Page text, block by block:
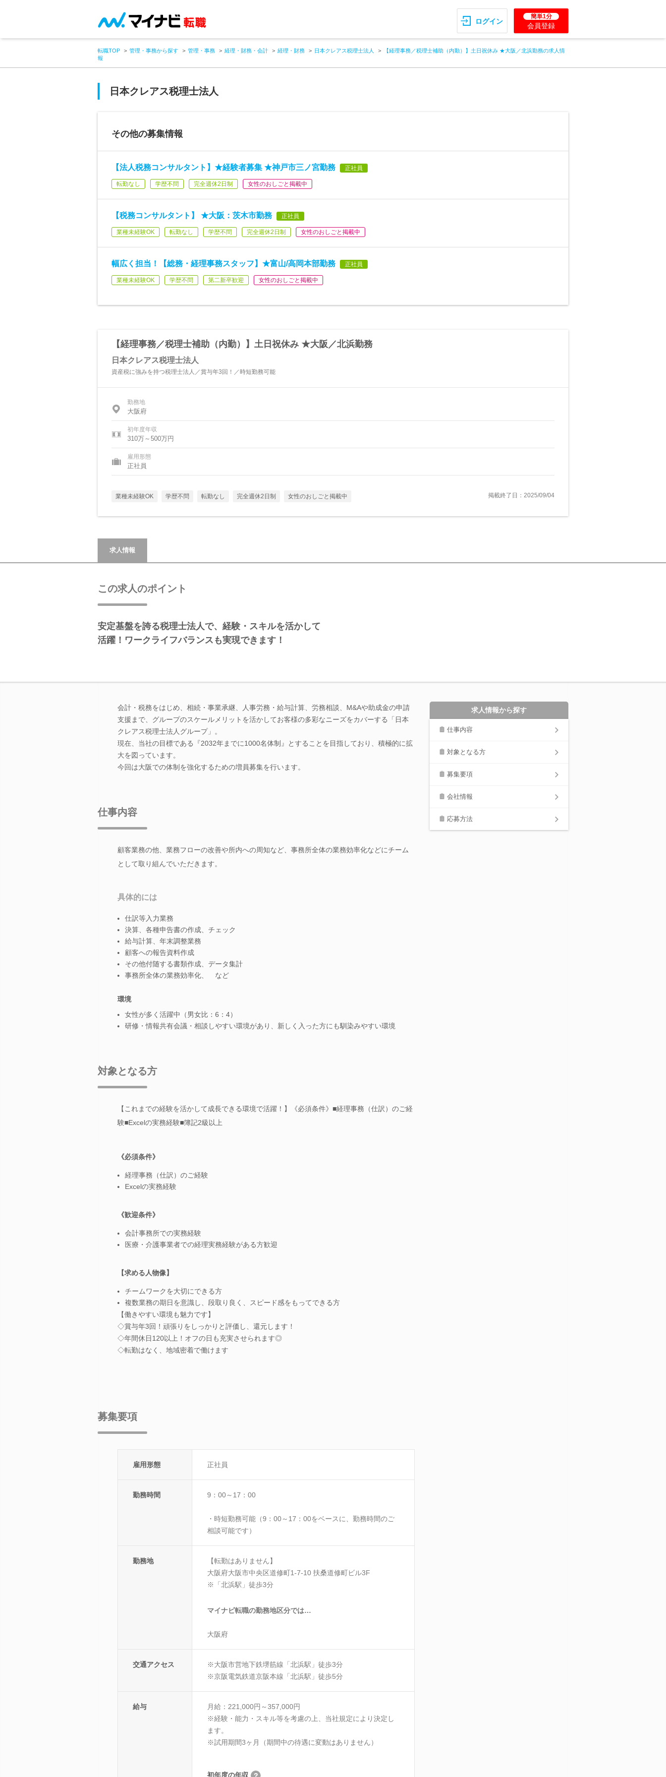
ログイン
簡単1分
会員登録
転職TOP 管理・事務から探す 管理・事務 経理・財務・会計 経理・財務 日本クレアス税理士法人
【経理事務／税理士補助（内勤）】土日祝休み ★大阪／北浜勤務の求人情
報
日本クレアス税理士法人
その他の募集情報
【法人税務コンサルタント】★経験者募集 ★神戸市三ノ宮勤務 正社員
転勤なし 学歴不問 完全週休2日制 女性のおしごと掲載中
【税務コンサルタント】 ★大阪：茨木市勤務 正社員
業種未経験OK 転勤なし 学歴不問 完全週休2日制 女性のおしごと掲載中
幅広く担当！【総務・経理事務スタッフ】★富山/高岡本部勤務 正社員
業種未経験OK 学歴不問 第二新卒歓迎 女性のおしごと掲載中
【経理事務／税理士補助（内勤）】土日祝休み ★大阪／北浜勤務
日本クレアス税理士法人
資産税に強みを持つ税理士法人／賞与年3回！／時短勤務可能
勤務地
大阪府
初年度年収
310万～500万円
雇用形態
正社員
業種未経験OK 学歴不問 転勤なし 完全週休2日制 女性のおしごと掲載中 掲載終了日：2025/09/04
求人情報
この求人のポイント
安定基盤を誇る税理士法人で、経験・スキルを活かして
活躍！ワークライフバランスも実現できます！
会計・税務をはじめ、相続・事業承継、人事労務・給与計算、労務相談、M&Aや助成金の申請
支援まで、グループのスケールメリットを活かしてお客様の多彩なニーズをカバーする「日本
クレアス税理士法人グループ」。
現在、当社の目標である『2032年までに1000名体制』とすることを目指しており、積極的に拡
大を図っています。
今回は大阪での体制を強化するための増員募集を行います。
仕事内容
顧客業務の他、業務フローの改善や所内への周知など、事務所全体の業務効率化などにチーム
として取り組んでいただきます。
具体的には
仕訳等入力業務
決算、各種申告書の作成、チェック
給与計算、年末調整業務
顧客への報告資料作成
その他付随する書類作成、データ集計
事務所全体の業務効率化、 など
環境
女性が多く活躍中（男女比：6：4）
研修・情報共有会議・相談しやすい環境があり、新しく入った方にも馴染みやすい環境
対象となる方
【これまでの経験を活かして成長できる環境で活躍！】《必須条件》■経理事務（仕訳）のご経
験■Excelの実務経験■簿記2級以上
《必須条件》
経理事務（仕訳）のご経験
Excelの実務経験
《歓迎条件》
会計事務所での実務経験
医療・介護事業者での経理実務経験がある方歓迎
【求める人物像】
チームワークを大切にできる方
複数業務の期日を意識し、段取り良く、スピード感をもってできる方
【働きやすい環境も魅力です】
◇賞与年3回！頑張りをしっかりと評価し、還元します！
◇年間休日120以上！オフの日も充実させられます◎
◇転勤はなく、地域密着で働けます
募集要項
雇用形態 正社員
勤務時間 9：00～17：00
・時短勤務可能（9：00～17：00をベースに、勤務時間のご
相談可能です）
勤務地
【転勤はありません】
大阪府大阪市中央区道修町1-7-10 扶桑道修町ビル3F
※「北浜駅」徒歩3分
マイナビ転職の勤務地区分では…
大阪府
交通アクセス
※大阪市営地下鉄堺筋線「北浜駅」徒歩3分
※京阪電気鉄道京阪本線「北浜駅」徒歩5分
給与
月給：221,000円～357,000円
※経験・能力・スキル等を考慮の上、当社規定により決定し
ます。
※試用期間3ヶ月（期間中の待遇に変動はありません）
初年度の年収
求人情報から探す
仕事内容
対象となる方
募集要項
会社情報
応募方法